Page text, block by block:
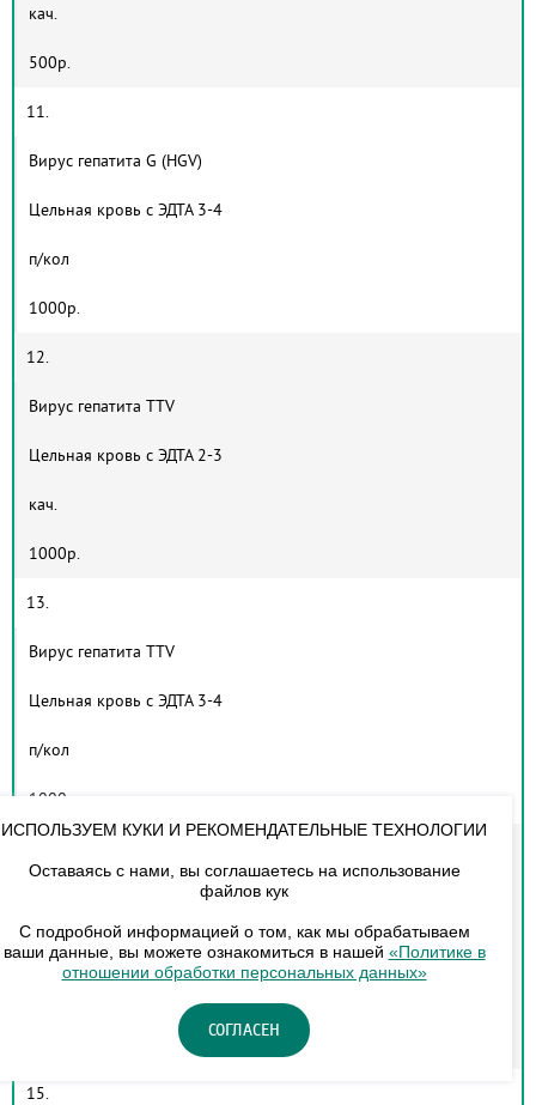
кач.
500р.
11.
Вирус гепатита G (HGV)
Цельная кровь с ЭДТА 3-4
п/кол
1000р.
12.
Вирус гепатита TTV
Цельная кровь с ЭДТА 2-3
кач.
1000р.
13.
Вирус гепатита TTV
Цельная кровь с ЭДТА 3-4
п/кол
1000р.
Типирование генов HLA Iiкласса (локус DQA 1)
Цельная кровь с ЭДТА 3-5
15.
ИСПОЛЬЗУЕМ КУКИ И РЕКОМЕНДАТЕЛЬНЫЕ ТЕХНОЛОГИИ
Оставаясь с нами, вы соглашаетесь на использование
файлов кук
С подробной информацией о том, как мы обрабатываем
ваши данные, вы можете ознакомиться в нашей «Политике в
отношении обработки персональных данных»
СОГЛАСЕН